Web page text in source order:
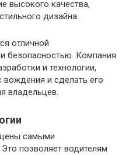
высокого качества,
дизайна.
отличной
безопасностью. Компания
и технологии,
вождения и сделать его
владельцев.
самыми
позволяет водителям